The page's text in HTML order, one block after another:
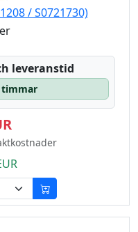
/ S0721730)
leveranstid
timmar